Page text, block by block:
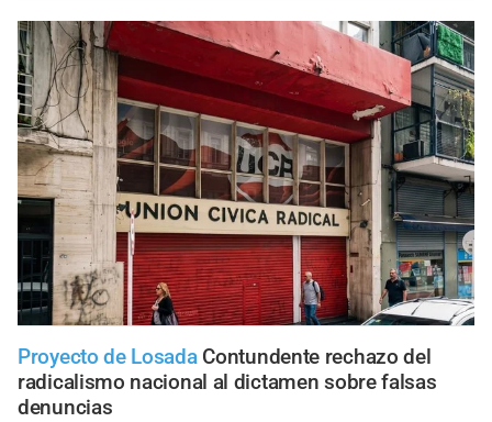
Proyecto de Losada Contundente rechazo del
radicalismo nacional al dictamen sobre falsas
denuncias